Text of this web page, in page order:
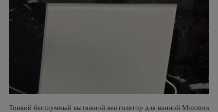
Тонкий бесшумный вытяжной вентилятор для ванной Mmotors